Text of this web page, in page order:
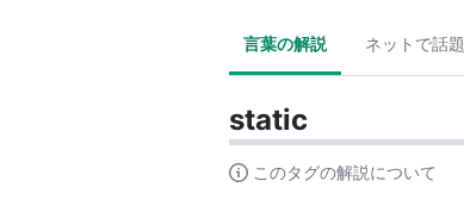
言葉の解説 ネットで話題
static
このタグの解説について